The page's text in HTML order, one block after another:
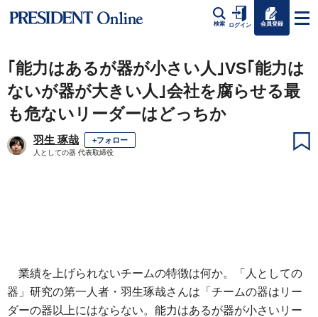
検索 ログイン 会員登録
｢能力はあるが器が小さい人｣VS｢能力は
ないが器が大きい人｣会社を腐らせる最
も危ないリーダーはどっちか
羽生 琢哉 +フォロー
人としての器 代表取締役
業績を上げられないチームの特徴は何か。「人としての
器」研究の第一人者・羽生琢哉さんは「チームの器はリー
ダーの器以上にはならない。能力はあるが器が小さいリー